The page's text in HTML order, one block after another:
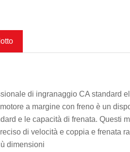
di ingranaggio CA standard
a margine con freno è un
e le capacità di frenata. Questi
di velocità e coppia e frenata
dimensioni